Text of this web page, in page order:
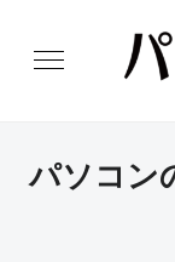
パソコン